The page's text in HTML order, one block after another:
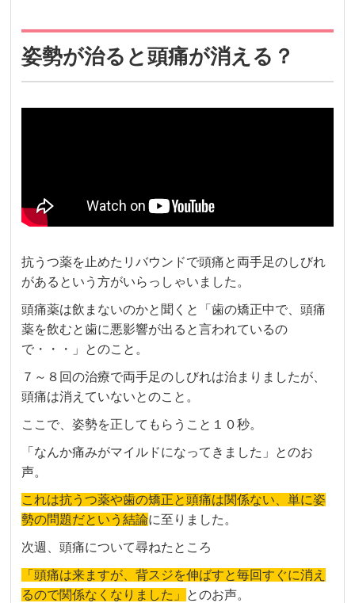
姿勢が治ると頭痛が消える？
抗うつ薬を止めたリバウンドで頭痛と両手足のしびれ
があるという方がいらっしゃいました。
頭痛薬は飲まないのかと聞くと「歯の矯正中で、頭痛
薬を飲むと歯に悪影響が出ると言われているの
で・・・」とのこと。
７～８回の治療で両手足のしびれは治まりましたが、
頭痛は消えていないとのこと。
ここで、姿勢を正してもらうこと１０秒。
「なんか痛みがマイルドになってきました」とのお
声。
これは抗うつ薬や歯の矯正と頭痛は関係ない、単に姿
勢の問題だという結論に至りました。
次週、頭痛について尋ねたところ
「頭痛は来ますが、背スジを伸ばすと毎回すぐに消え
るので関係なくなりました」
とのお声。